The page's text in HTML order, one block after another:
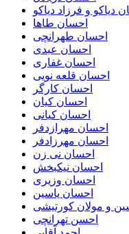
دیاکو و فرزاد دیاکو
احسان طاها
احسان طهرانچی
احسان عبدی
احسان غفاری
احسان قلعه نویی
احسان کارگر
احسان کیان
احسان کیانی
احسان مهرازدفر
احسان مهرزادفر
احسان نی زن
احسان نیکبخش
احسان وزیری
احسان یاسین
و مولان کورتیشی
احسن تهرانچی